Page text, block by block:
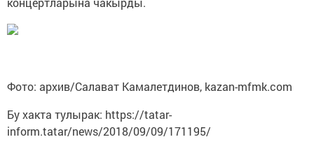
Фото: архив/Салават Камалетдинов, kazan-mfmk.com
Бу хакта тулырак: https://tatar-
inform.tatar/news/2018/09/09/171195/